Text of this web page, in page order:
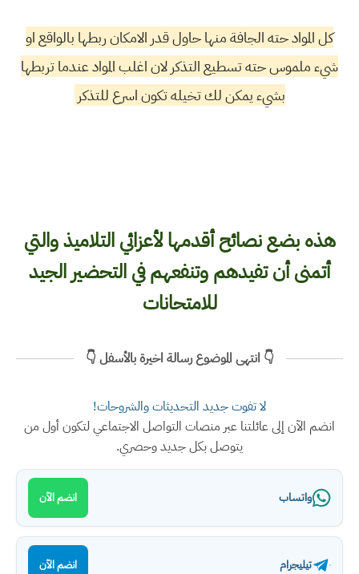
كل المواد حته الجافة منها حاول قدر الامكان ربطها بالواقع او
شيء ملموس حته تسطيع التذكر لان اغلب المواد عندما تربطها
بشيء يمكن لك تخيله تكون اسرع للتذكر
هذه بضع نصائح أقدمها لأعزائي التلاميذ والتي
أتمنى أن تفيدهم وتنفعهم في التحضير الجيد
للامتحانات
👇 انتهى الموضوع رسالة اخيرة بالأسفل 👇
لا تفوت جديد التحديثات والشروحات!
انضم الآن إلى عائلتنا عبر منصات التواصل الاجتماعي لتكون أول من
يتوصل بكل جديد وحصري.
واتساب انضم الآن
تيليجرام انضم الآن